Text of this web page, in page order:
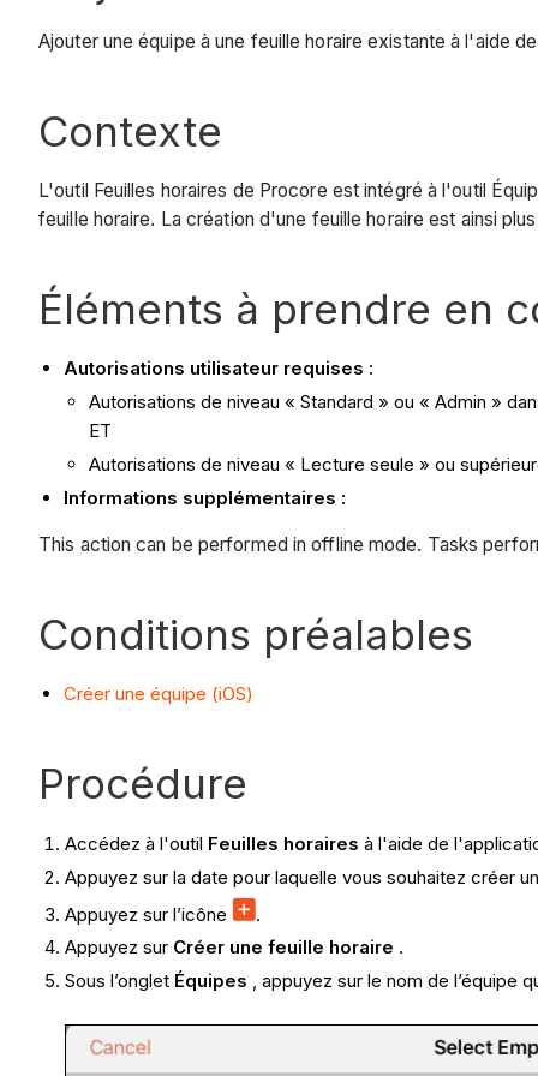
Ajouter une équipe à une feuille horaire existante à l'aide
Contexte
L'outil Feuilles horaires de Procore est intégré à l'outil
feuille horaire. La création d'une feuille horaire est ainsi
Éléments à prendre en
Autorisations utilisateur requises :
Autorisations de niveau « Standard » ou « Admin »
ET
Autorisations de niveau « Lecture seule » ou
Informations supplémentaires :
This action can be performed in offline mode. Tasks
Conditions préalables
Créer une équipe (iOS)
Procédure
Accédez à l'outil Feuilles horaires à l'aide de
Appuyez sur la date pour laquelle vous souhaitez créer
Appuyez sur l’icône
.
Appuyez sur Créer une feuille horaire .
Sous l’onglet Équipes , appuyez sur le nom de l’équipe